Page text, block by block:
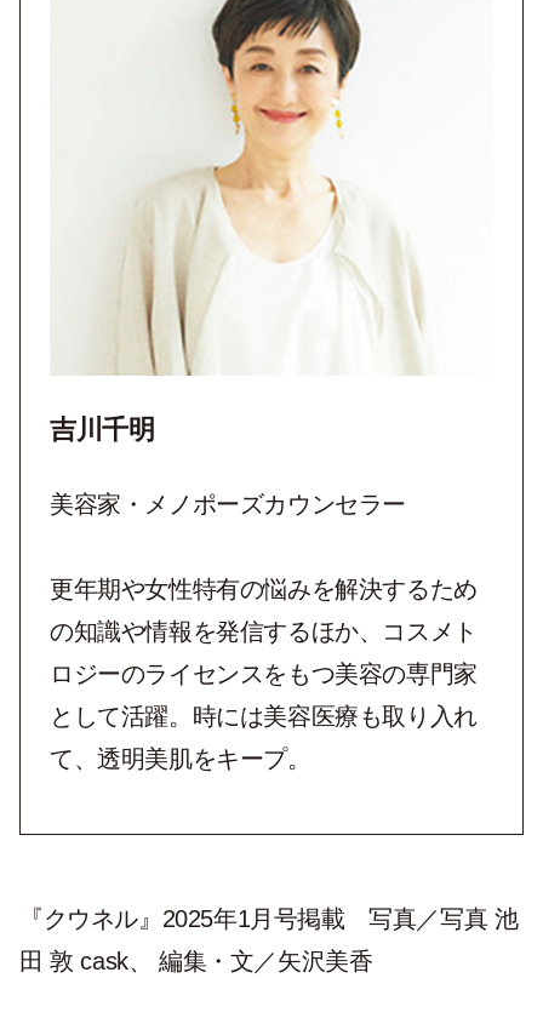
吉川千明
美容家・メノポーズカウンセラー
更年期や女性特有の悩みを解決するため
の知識や情報を発信するほか、コスメト
ロジーのライセンスをもつ美容の専門家
として活躍。時には美容医療も取り入れ
て、透明美肌をキープ。
『クウネル』2025年1月号掲載 写真／写真 池
田 敦 cask、 編集・文／矢沢美香